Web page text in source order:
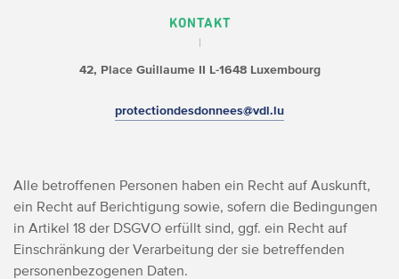
KONTAKT
42, Place Guillaume II L-1648 Luxembourg
protectiondesdonnees@vdl.lu
Alle betroffenen Personen haben ein Recht auf Auskunft,
ein Recht auf Berichtigung sowie, sofern die Bedingungen
in Artikel 18 der DSGVO erfüllt sind, ggf. ein Recht auf
Einschränkung der Verarbeitung der sie betreffenden
personenbezogenen Daten.